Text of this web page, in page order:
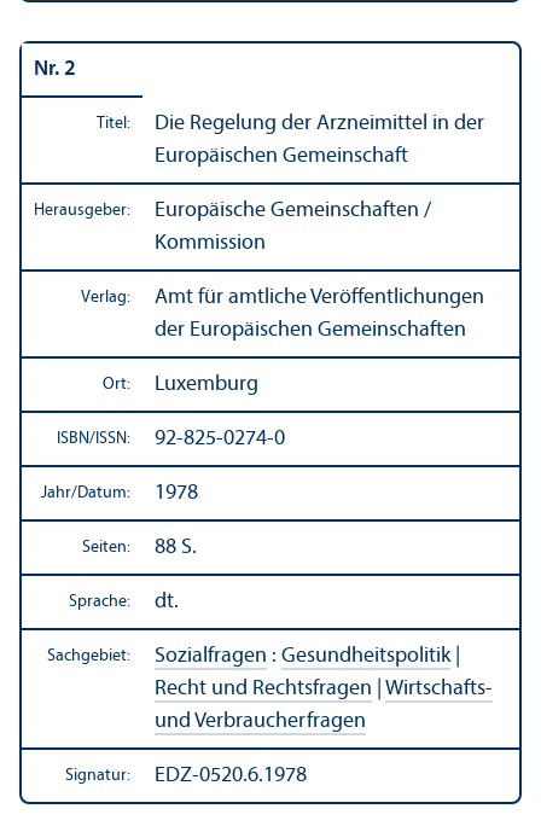
Nr. 2
Titel:
Die Regelung der Arzneimittel in der
Europäischen Gemeinschaft
Herausgeber:
Europäische Gemeinschaften /
Kommission
Verlag:
Amt für amtliche Veröffentlichungen
der Europäischen Gemeinschaften
Ort: Luxemburg
ISBN/ ISSN: 92-825-0274-0
Jahr/Datum: 1978
Seiten: 88 S.
Sprache: dt.
Sachgebiet: Sozialfragen : Gesundheits­politik|
Recht und Rechts­fragen
Wirtschafts-
und Verbraucherfragen
Signatur: EDZ-0520.6.1978